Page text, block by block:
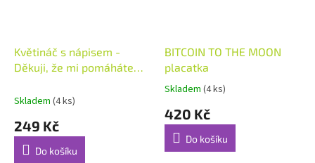
Květináč s nápisem -
Děkuji, že mi pomáháte
Skladem (4 ks)
249 Kč
Do košíku
BITCOIN TO THE MOON
placatka
Průměrné
produktu
5,0
Skladem (4 ks)
420 Kč
Do košíku